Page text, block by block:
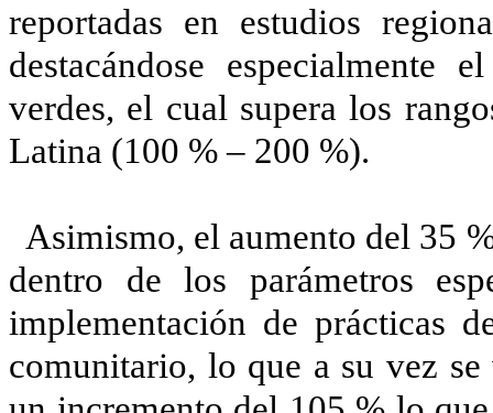
reportadas en estudios
destacándose
verdes, el cual supera los
Latina (100 % – 200 %).
Asimismo, el aumento del 35
dentro de los parámetros
implementación de prácticas
comunitario, lo que a su vez